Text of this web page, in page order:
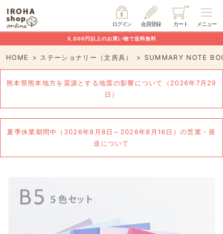
メニュー
カート
会員登録
ログイン
3,000円以上のお買い物で送料無料
HOME ステーショナリー（文房具） SUMMARY NOTE
熊本県熊本地方を震源とする地震の影響について（2026年7月29
日）
夏季休業期間中（2026年8月8日～2026年8月16日）の営業・発
送について